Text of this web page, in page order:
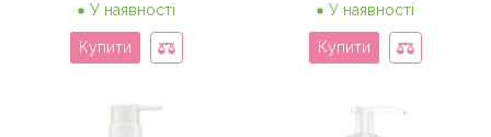
У наявності
Купити
У наявності
Купити